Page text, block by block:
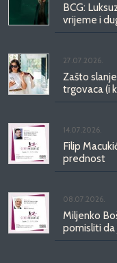
BCG:
vrijeme i
27.07.2026.
Zašto
trgovaca (i
14.07.2026.
Filip
prednost
08.07.2026.
Miljenko
pomisliti da